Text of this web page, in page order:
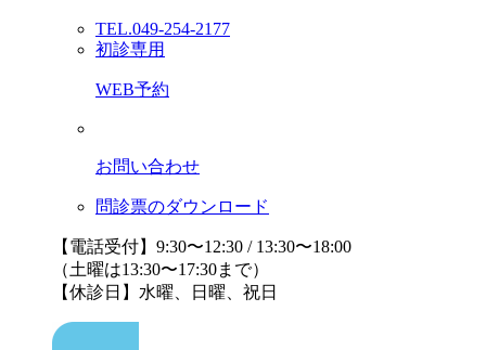
TEL.049-254-2177
初診専用
WEB予約
お問い合わせ
問診票のダウンロード
【電話受付】9:30〜12:30 / 13:30〜18:00
（土曜は13:30〜17:30まで）
【休診日】水曜、日曜、祝日